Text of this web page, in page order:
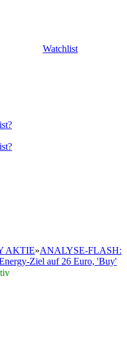
Watchlist
AKTIE»ANALYSE-FLASH:
Ziel auf 26 Euro, 'Buy'